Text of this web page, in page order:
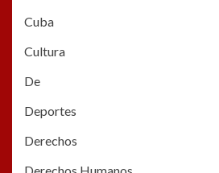
Cuba
Cultura
De
Deportes
Derechos